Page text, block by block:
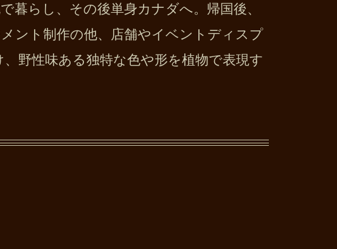
暮らし、その後単身カナダへ。帰国後、
ント制作の他、店舗やイベントディスプ
野性味ある独特な色や形を植物で表現す